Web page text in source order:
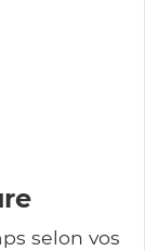
selon vos